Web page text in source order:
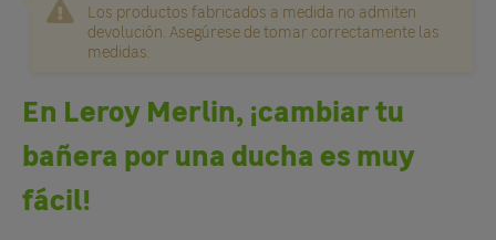
Los productos fabricados a medida no admiten
devolución. Asegúrese de tomar correctamente las
medidas.
En Leroy Merlin, ¡cambiar tu
bañera por una ducha es muy
fácil!